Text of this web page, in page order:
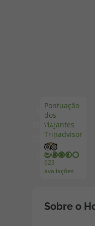
Pontuação
dos
viajantes
Tripadvisor
623
avaliações
Ver
mais
fotos
(45)
Sobre o